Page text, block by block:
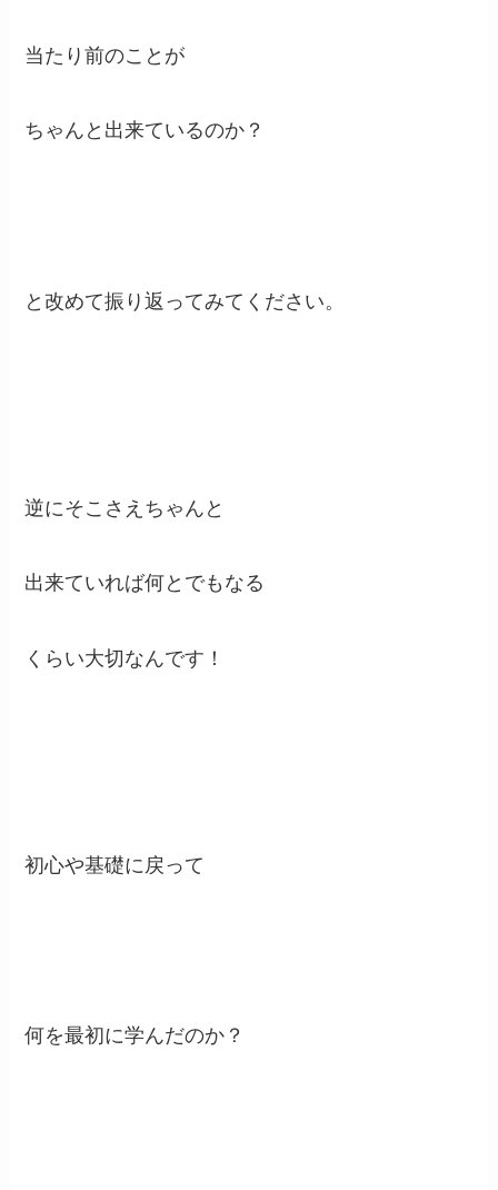
当たり前のことが
ちゃんと出来ているのか？
と改めて振り返ってみてください。
逆にそこさえちゃんと
出来ていれば何とでもなる
くらい大切なんです！
初心や基礎に戻って
何を最初に学んだのか？